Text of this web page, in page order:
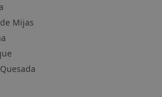
Mijas